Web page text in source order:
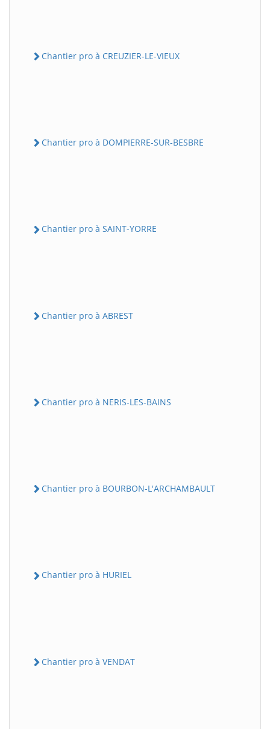
Chantier pro à CREUZIER-LE-VIEUX
Chantier pro à DOMPIERRE-SUR-BESBRE
Chantier pro à SAINT-YORRE
Chantier pro à ABREST
Chantier pro à NERIS-LES-BAINS
Chantier pro à BOURBON-L'ARCHAMBAULT
Chantier pro à HURIEL
Chantier pro à VENDAT